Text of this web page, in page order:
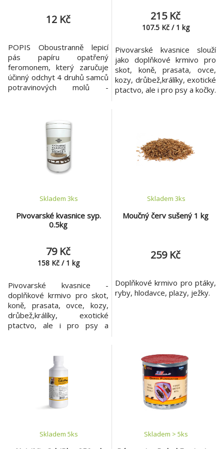
12 Kč
POPIS Oboustranně lepicí
pás papíru opatřený
feromonem, který zaručuje
účinný odchyt 4 druhů samců
potravinových molů -
obsahuje i atraktant pro
účinný odchyt mouchy
domácí. VLASTNOSTI Jedná
se o klasickou mucholapku,
do které je přidaný feromon
215 Kč
107.5 Kč / 1 kg
Pivovarské kvasnice slouží
jako doplňkové krmivo pro
skot, koně, prasata, ovce,
kozy, drůbež,králíky, exotické
ptactvo, ale i pro psy a kočky.
na vitamíny skupiny B.
Pivovarské kvasnice mají
pozitivní vliv na růst mladých
Pivovarské kvasnice syp.
0.5kg
Skladem 3ks
79 Kč
158 Kč / 1 kg
Pivovarské kvasnice -
doplňkové krmivo pro skot,
koně, prasata, ovce, kozy,
drůbež,králíky, exotické
ptactvo, ale i pro psy a
bílkoviny a dále pozitivně
ovlivňují zdravé trávení. Jsou
bohaté na vitamíny skupiny
B. Pivovarské kvasnice mají
pozitivní vliv na růst mladých
zvířat. Výhody
Moučný červ sušený 1 kg
Skladem 3ks
259 Kč
Doplňkové krmivo pro ptáky,
ryby, hlodavce, plazy, ježky.
Skladem 5ks Skladem > 5ks